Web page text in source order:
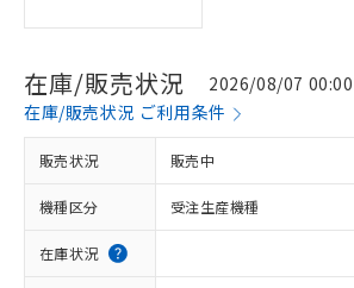
在庫/販売状況
2026/08/07
在庫/販売状況 ご利用条件
販売状況 販売中
機種区分 受注生産機種
在庫状況